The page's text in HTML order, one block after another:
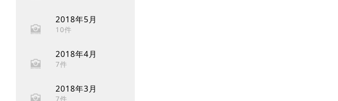
2018年5月
10件
2018年4月
7件
2018年3月
7件